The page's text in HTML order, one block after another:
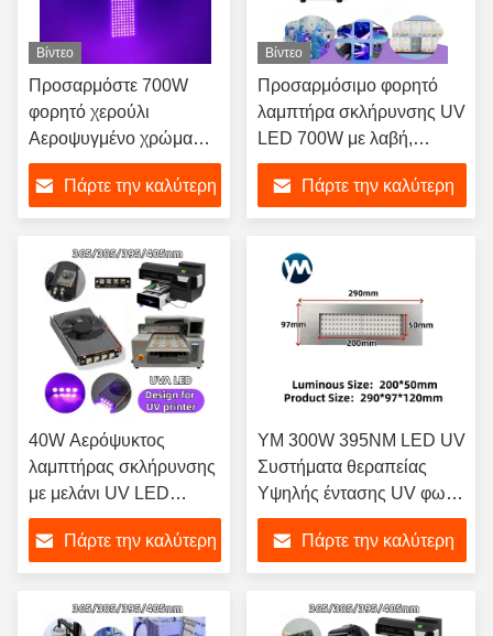
Βίντεο
Προσαρμόστε 700W
φορητό χερούλι
Αεροψυγμένο χρώμα
αυτοκινήτου UV
ξήρανση για επισκευή
αυτοκινήτου
Πάρτε την καλύτερη
Βίντεο
Προσαρμόσιμο φορητό
λαμπτήρα σκλήρυνσης UV
LED 700W με λαβή,
αερόψυκτο 395nm για
σκλήρυνση ξύλινου αστάρι
και επιχρισμάτων επίπλων
Πάρτε την καλύτερη
40W Αερόψυκτος
λαμπτήρας σκλήρυνσης
με μελάνι UV LED
Κατάλληλος για R1390
L1800 A3 A4 DX5
XP600 TX800 UV
Επίπεδος εκτυπωτής
Λαμπτήρας σκλήρυνσης
Πάρτε την καλύτερη
ΥΜ 300W 395NM LED UV
Συστήματα θεραπείας
Υψηλής έντασης UV φως
μπορεί να θεραπεύσει
γρήγορα υλικά όπως
ρητίνη
Πάρτε την καλύτερη